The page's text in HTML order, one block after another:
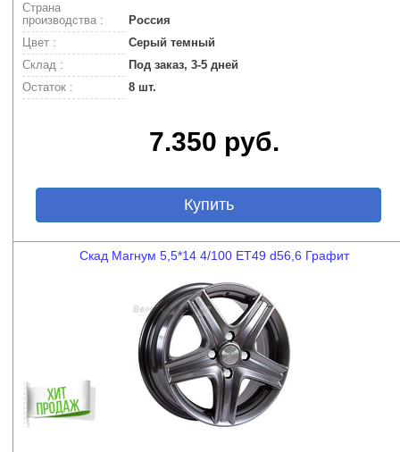
Страна
производства :
Россия
Цвет :
Серый темный
Склад :
Под заказ, 3-5 дней
Остаток :
8 шт.
7.350 руб.
Купить
Скад Магнум 5,5*14 4/100 ET49 d56,6 Графит